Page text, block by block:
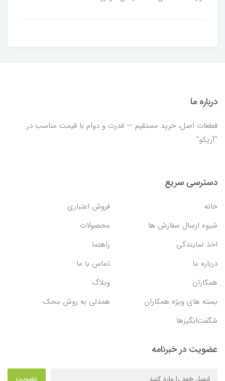
درباره ما
قطعات اصل، خرید مستقیم — قدرت و دوام با قیمت مناسب در
"آریکو"
دسترسی سریع
خانه
فروش اعتباری
شیوه ارسال سفارش ها
محصولات
اخذ نمایندگی
راهنما
درباره ما
تماس با ما
همکاران
وبلاگ
بسته های ویژه همکاران
همدلی به روش محک
شگفت‌انگیزها
عضویت در خبرنامه
عضویت